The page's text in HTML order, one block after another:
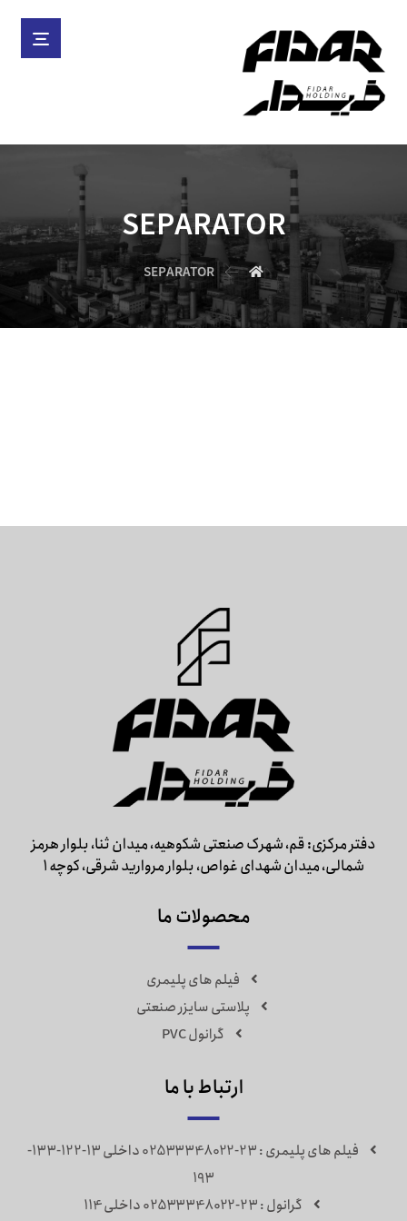
SEPARATOR
SEPARATOR
دفتر مرکزی: قم، شهرک صنعتی شکوهیه، میدان ثنا، بلوار هرمز
شمالی، میدان شهدای غواص، بلوار مروارید شرقی، کوچه 1
محصولات ما
فیلم های پلیمری
پلاستی سایزر صنعتی
گرانول PVC
ارتباط با ما
فیلم های پلیمری : 23-02533348022 داخلی 13-122-133-
193
گرانول : 23-02533348022 داخلی 114